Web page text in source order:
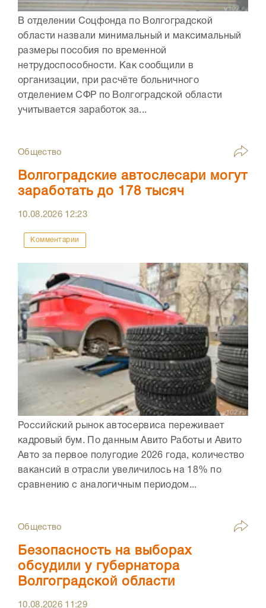
В отделении Соцфонда по Волгоградской
области назвали минимальный и максимальный
размеры пособия по временной
нетрудоспособности. Как сообщили в
организации, при расчёте больничного
отделением СФР по Волгоградской области
учитывается заработок за...
Общество
Волгоградские автослесари могут
заработать до 178 тысяч
10.08.2026 12:23
Комментарии
Российский рынок автосервиса переживает
кадровый бум. По данным Авито Работы и Авито
Авто за первое полугодие 2026 года, количество
вакансий в отрасли увеличилось на 18% по
сравнению с аналогичным периодом...
Общество
Безопасность на выборах
обсудили у губернатора
Волгоградской области
10.08.2026 11:29